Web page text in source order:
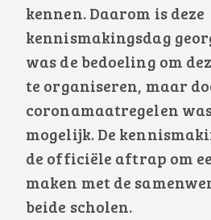
kennen. Daarom is deze
kennismakingsdag
was de bedoeling om
te organiseren, maar
coronamaatregelen
mogelijk. De
de officiële aftrap om
maken met de
beide scholen.